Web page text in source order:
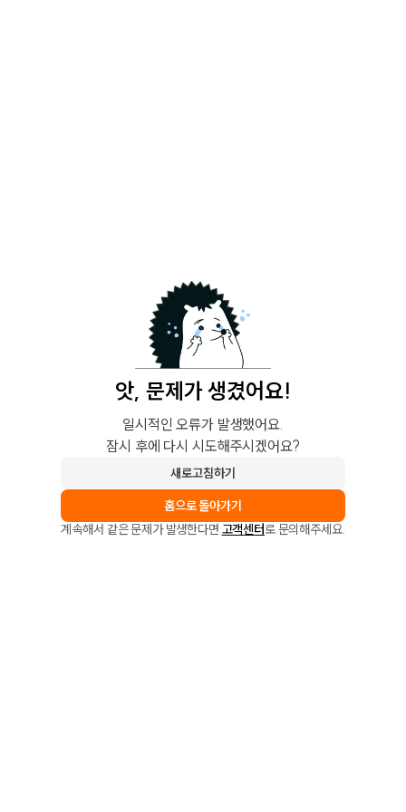
앗, 문제가 생겼어요!
일시적인 오류가 발생했어요.
잠시 후에 다시 시도해주시겠어요?
새로고침하기
홈으로 돌아가기
계속해서 같은 문제가 발생한다면 고객센터로 문의해주세요.